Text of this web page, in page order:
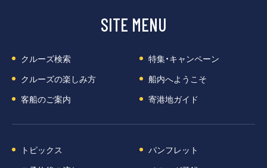
SITE MENU
クルーズ検索
特集・キャンペーン
クルーズの楽しみ方
船内へようこそ
客船のご案内
寄港地ガイド
トピックス
パンフレット